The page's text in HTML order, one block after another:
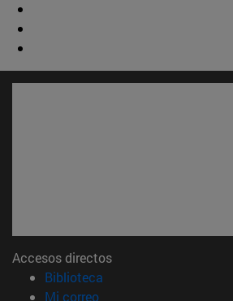
Accesos directos
Biblioteca
Mi correo(abre en nueva ventana)